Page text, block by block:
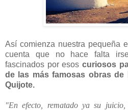
Así comienza nuestra pequeña
cuenta que no hace falta
fascinados por esoscuriosos
de las más famosas obras de
Quijote.
"En efecto, rematado ya su